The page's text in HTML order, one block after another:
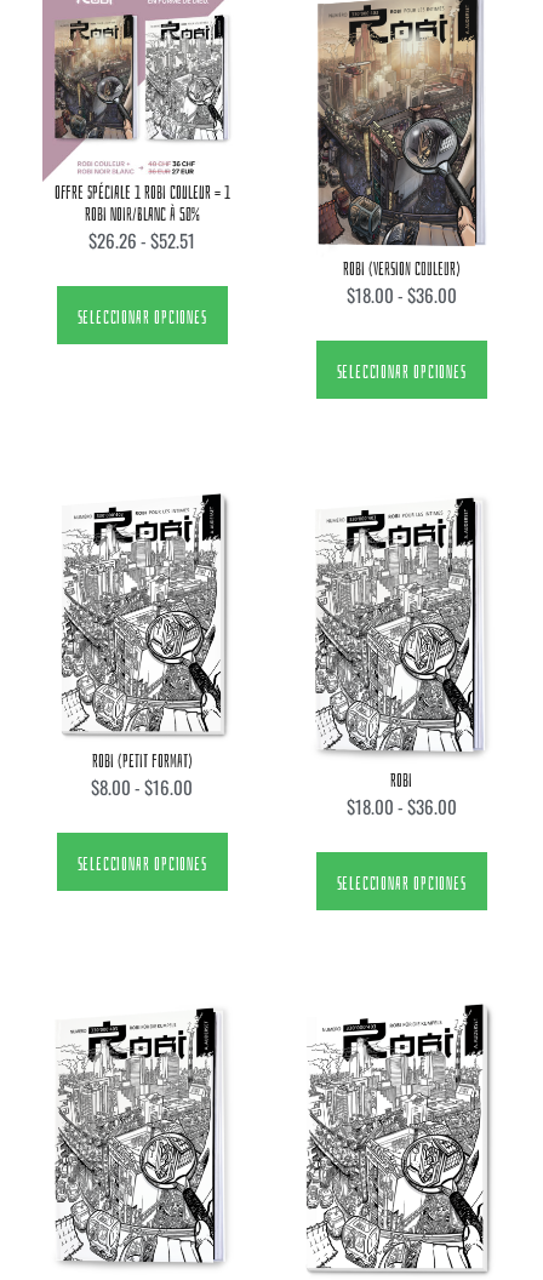
OFFRE SPÉCIALE 1 ROBI COULEUR = 1
ROBI NOIR/BLANC À 50%
$26.26-$52.51
SELECCIONAR OPCIONES
ROBI (VERSION COULEUR)
$18.00-$36.00
SELECCIONAR OPCIONES
ROBI (PETIT FORMAT)
$8.00-$16.00
SELECCIONAR OPCIONES
ROBI
$18.00-$36.00
SELECCIONAR OPCIONES